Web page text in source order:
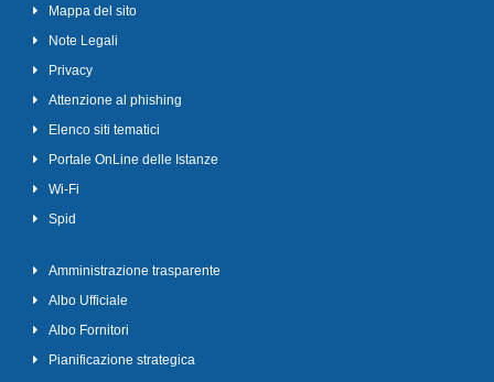
Mappa del sito
Note Legali
Privacy
Attenzione al phishing
Elenco siti tematici
Portale OnLine delle Istanze
Wi-Fi
Spid
Amministrazione trasparente
Albo Ufficiale
Albo Fornitori
Pianificazione strategica